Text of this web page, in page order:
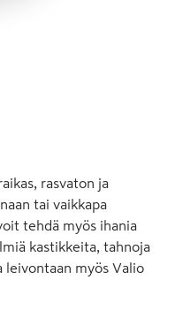
rasvaton ja
tai vaikkapa
tehdä myös ihania
kastikkeita, tahnoja
myös Valio